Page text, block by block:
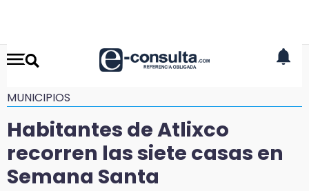
MUNICIPIOS
Habitantes de Atlixco
recorren las siete casas en
Semana Santa